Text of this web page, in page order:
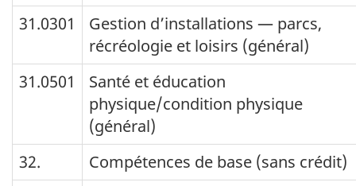
31.0301
Gestion d’installations — parcs,
récréologie et loisirs (général)
31.0501
Santé et éducation
physique/condition physique
(général)
32.
Compétences de base (sans crédit)